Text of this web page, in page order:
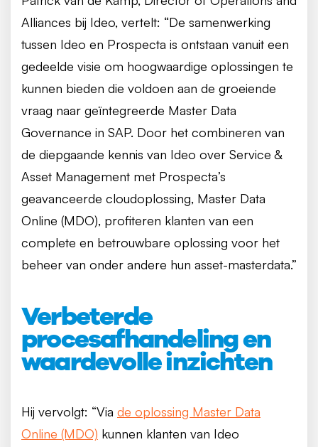
Alliances bij Ideo, vertelt: “De samenwerking
tussen Ideo en Prospecta is ontstaan vanuit een
gedeelde visie om hoogwaardige oplossingen te
kunnen bieden die voldoen aan de groeiende
vraag naar geïntegreerde Master Data
Governance in SAP. Door het combineren van
de diepgaande kennis van Ideo over Service &
Asset Management met Prospecta’s
geavanceerde cloudoplossing, Master Data
Online (MDO), profiteren klanten van een
complete en betrouwbare oplossing voor het
beheer van onder andere hun asset-masterdata.”
Verbeterde
procesafhandeling en
waardevolle inzichten
Hij vervolgt: “Via de oplossing Master Data
Online (MDO) kunnen klanten van Ideo